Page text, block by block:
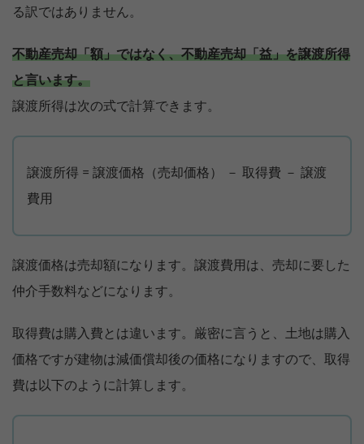
る訳ではありません。
不動産売却「額」ではなく、不動産売却「益」を譲渡所得
と言います。
譲渡所得は次の式で計算できます。
譲渡所得 = 譲渡価格（売却価格） － 取得費 － 譲渡
費用
譲渡価格は売却額になります。譲渡費用は、売却に要した
仲介手数料などになります。
取得費は購入費とは違います。厳密に言うと、土地は購入
価格ですが建物は減価償却後の価格になりますので、取得
費は以下のように計算します。